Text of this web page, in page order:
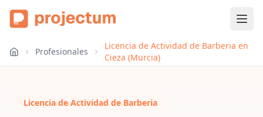
Profesionales
Licencia de Actividad de Barberia en
Cieza (Murcia)
Licencia de Actividad de Barberia